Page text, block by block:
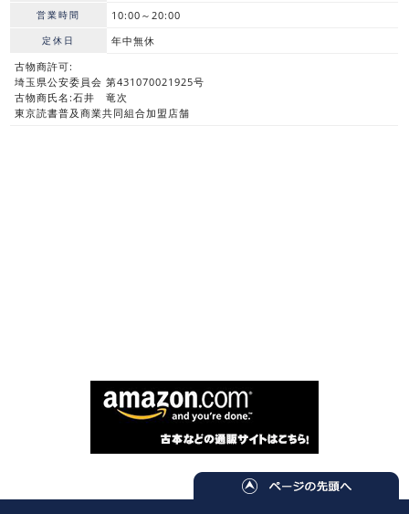
営業時間 10:00～20:00
定休日
年中無休
古物商許可:
埼玉県公安委員会 第431070021925号
古物商氏名:石井 竜次
東京読書普及商業共同組合加盟店舗